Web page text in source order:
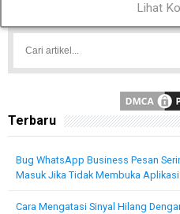
Lihat
Terbaru
Bug WhatsApp Business Pesan
Masuk Jika Tidak Membuka
Cara Mengatasi Sinyal Hilang